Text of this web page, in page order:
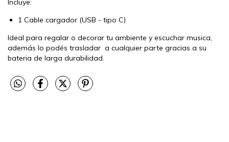
Incluye:
1 Cable cargador (USB - tipo C)
Ideal para regalar o decorar tu ambiente y escuchar musica,
además lo podés trasladar a cualquier parte gracias a su
bateria de larga durabilidad.